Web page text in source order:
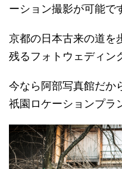
ーション撮影が可能で
京都の日本古来の道を
残るフォトウェディン
今なら阿部写真館だか
祇園ロケーションプラ